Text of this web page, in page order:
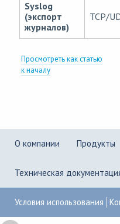
Syslog
(экспорт
журналов)
TCP/
Просмотреть как статью
к началу
О компании Продукты
Техническая
Условия использования